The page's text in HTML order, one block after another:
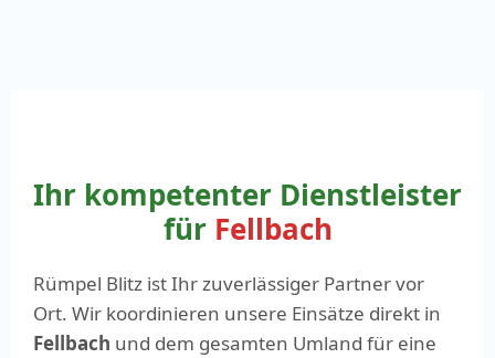
Ihr kompetenter Dienstleister
für Fellbach
Rümpel Blitz ist Ihr zuverlässiger Partner vor
Ort. Wir koordinieren unsere Einsätze direkt in
Fellbach und dem gesamten Umland für eine